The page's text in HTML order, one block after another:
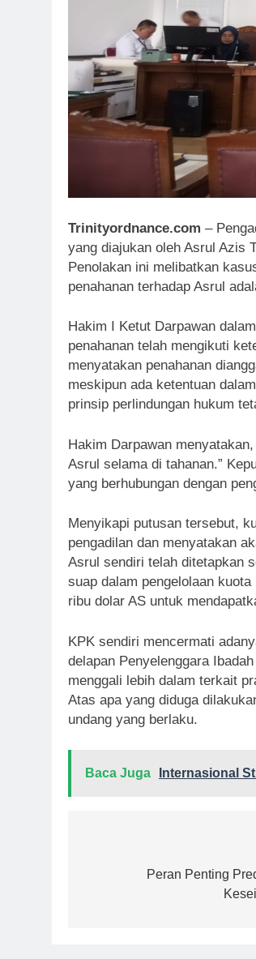
Trinityordnance.com –
yang diajukan oleh Asrul Azis
Penolakan ini melibatkan
penahanan terhadap Asrul
Hakim I Ketut Darpawan
penahanan telah mengikuti
menyatakan penahanan
meskipun ada ketentuan
prinsip perlindungan hukum
Hakim Darpawan
Asrul selama di tahanan.”
yang berhubungan dengan
Menyikapi putusan tersebut,
pengadilan dan menyatakan
Asrul sendiri telah ditetapkan
suap dalam pengelolaan
ribu dolar AS untuk
KPK sendiri mencermati
delapan Penyelenggara
menggali lebih dalam terkait
Atas apa yang diduga
undang yang berlaku.
Baca Juga Internasional
Peran Penting